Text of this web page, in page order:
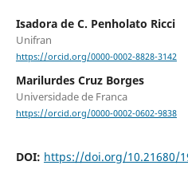
Isadora de C. Penholato Ricci
Unifran
https://orcid.org/0000-0002-8828-3142
Marilurdes Cruz Borges
Universidade de Franca
https://orcid.org/0000-0002-0602-9838
DOI: https://doi.org/10.21680/